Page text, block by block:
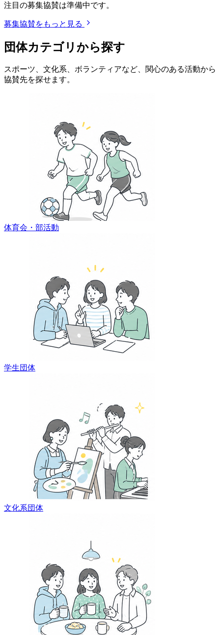
注目の募集協賛は準備中です。
募集協賛をもっと見る
団体カテゴリから探す
スポーツ、文化系、ボランティアなど、関心のある活動から
協賛先を探せます。
体育会・部活動
学生団体
文化系団体